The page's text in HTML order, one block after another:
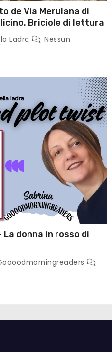
de Via Merulana di
Briciole di lettura
Ladra
Nessun
donna in rosso di